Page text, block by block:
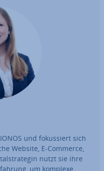
und fo­kus­siert sich
Website, E-Commerce,
nutzt sie ihre
um komplexe